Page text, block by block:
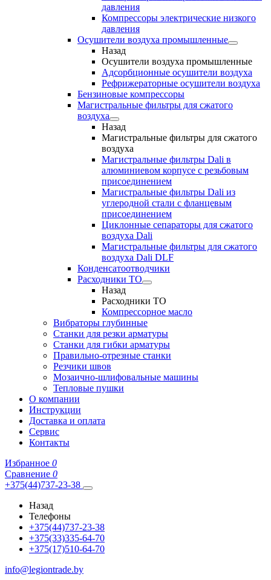
давления
Компрессоры электрические низкого
давления
Осушители воздуха промышленные
Назад
Осушители воздуха промышленные
Адсорбционные осушители воздуха
Рефрижераторные осушители воздуха
Бензиновые компрессоры
Магистральные фильтры для сжатого
воздуха
Назад
Магистральные фильтры для сжатого
воздуха
Магистральные фильтры Dali в
алюминиевом корпусе с резьбовым
присоединением
Магистральные фильтры Dali из
углеродной стали с фланцевым
присоединением
Циклонные сепараторы для сжатого
воздуха Dali
Магистральные фильтры для сжатого
воздуха Dali DLF
Конденсатоотводчики
Расходники ТО
Назад
Расходники ТО
Компрессорное масло
Вибраторы глубинные
Станки для резки арматуры
Станки для гибки арматуры
Правильно-отрезные станки
Резчики швов
Мозаично-шлифовальные машины
Тепловые пушки
О компании
Инструкции
Доставка и оплата
Сервис
Контакты
Избранное 0
Сравнение 0
+375(44)737-23-38
Назад
Телефоны
+375(44)737-23-38
+375(33)335-64-70
+375(17)510-64-70
info@legiontrade.by